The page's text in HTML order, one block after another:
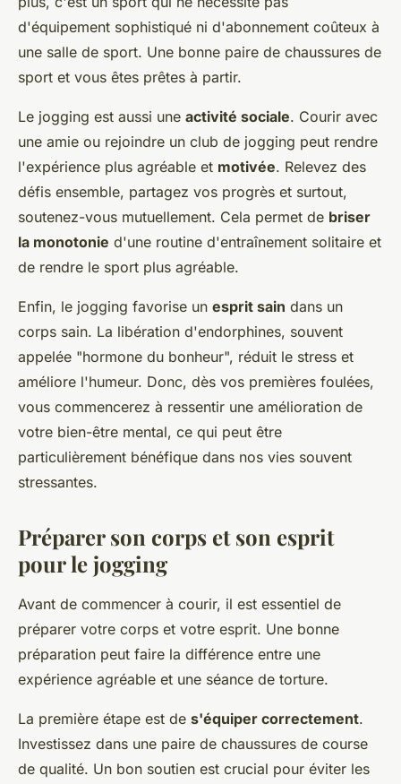
d'équipement sophistiqué ni d'abonnement coûteux à
une salle de sport. Une bonne paire de chaussures de
sport et vous êtes prêtes à partir.
Le jogging est aussi une activité sociale. Courir avec
une amie ou rejoindre un club de jogging peut rendre
l'expérience plus agréable et motivée. Relevez des
défis ensemble, partagez vos progrès et surtout,
soutenez-vous mutuellement. Cela permet de briser
la monotonie d'une routine d'entraînement solitaire et
de rendre le sport plus agréable.
Enfin, le jogging favorise un esprit sain dans un
corps sain. La libération d'endorphines, souvent
appelée "hormone du bonheur", réduit le stress et
améliore l'humeur. Donc, dès vos premières foulées,
vous commencerez à ressentir une amélioration de
votre bien-être mental, ce qui peut être
particulièrement bénéfique dans nos vies souvent
stressantes.
Préparer son corps et son esprit
pour le jogging
Avant de commencer à courir, il est essentiel de
préparer votre corps et votre esprit. Une bonne
préparation peut faire la différence entre une
expérience agréable et une séance de torture.
La première étape est de s'équiper correctement.
Investissez dans une paire de chaussures de course
de qualité. Un bon soutien est crucial pour éviter les